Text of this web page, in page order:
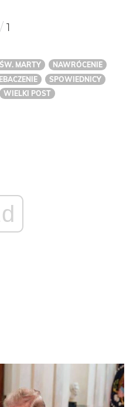
/ 1
MARTY
NAWRÓCENIE
SPOWIEDNICY
WIELKI POST